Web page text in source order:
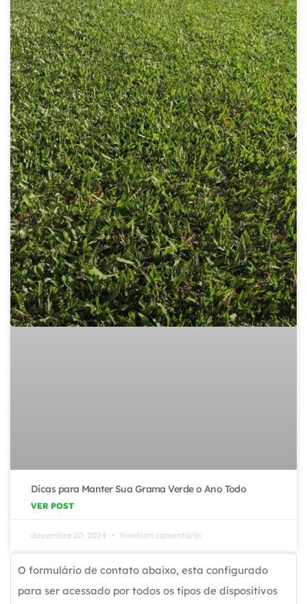
Dicas para Manter Sua Grama Verde o Ano Todo
VER POST
dezembro 20, 2024 Nenhum comentário
O formulário de contato abaixo, esta configurado
para ser acessado por todos os tipos de dispositivos